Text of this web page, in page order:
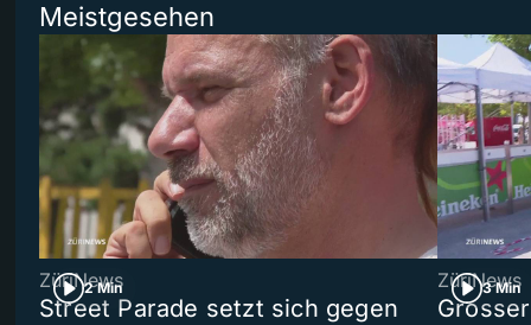
Meistgesehen
2 Min
ZüriNews
Street Parade setzt sich gegen
3 Min
ZüriNews